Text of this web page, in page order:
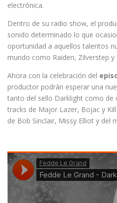
electrónica.
Dentro de su radio show, el
sonido determinado lo que
oportunidad a aquellos talentos
mundo como Raiden, Zilverstep
Ahora con la celebración del
productor podrán esperar una
tanto del sello Darklight como de
tracks de Major Lazer, Bojac y
de Bob Sinclair, Missy Elliot y del